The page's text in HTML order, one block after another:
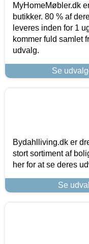
MyHomeMøbler.dk
butikker. 80 % af
leveres inden for 1
kommer fuld samlet
udvalg.
Se
Bydahlliving.dk er
stort sortiment af
her for at se deres
Se